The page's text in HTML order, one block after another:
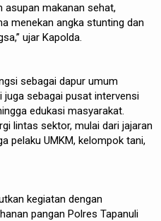
asupan makanan sehat,
menekan angka stunting dan
ujar Kapolda.
sebagai dapur umum
juga sebagai pusat intervensi
edukasi masyarakat.
lintas sektor, mulai dari jajaran
pelaku UMKM, kelompok tani,
kegiatan dengan
pangan Polres Tapanuli